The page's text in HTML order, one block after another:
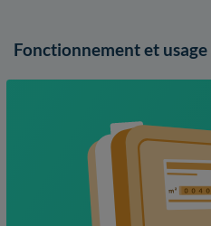
Fonctionnement et